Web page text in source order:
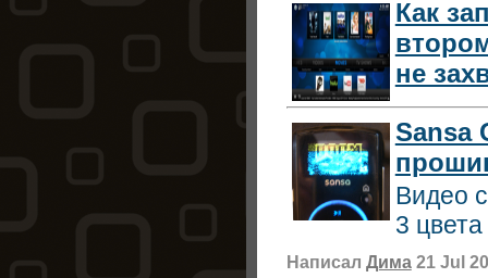
Как
не
Sansa
Видео
3
Написал Дима21 Jul